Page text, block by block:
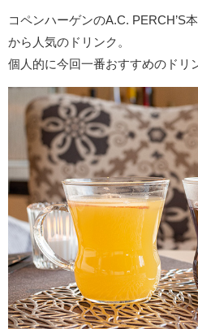
コペンハーゲンのA.C. PERCH’S
から人気のドリンク。
個人的に今回一番おすすめのドリ